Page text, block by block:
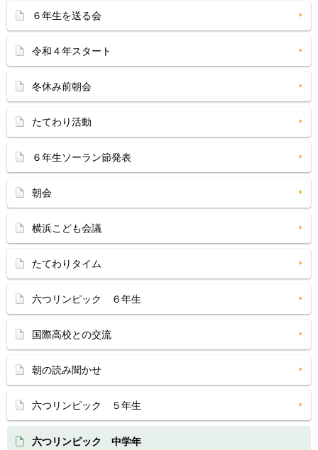
６年生を送る会
令和４年スタート
冬休み前朝会
たてわり活動
６年生ソーラン節発表
朝会
横浜こども会議
たてわりタイム
六つリンピック ６年生
国際高校との交流
朝の読み聞かせ
六つリンピック ５年生
六つリンピック 中学年